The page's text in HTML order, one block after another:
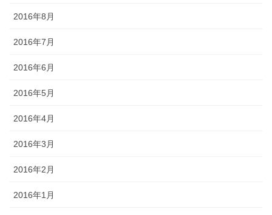
2016年8月
2016年7月
2016年6月
2016年5月
2016年4月
2016年3月
2016年2月
2016年1月